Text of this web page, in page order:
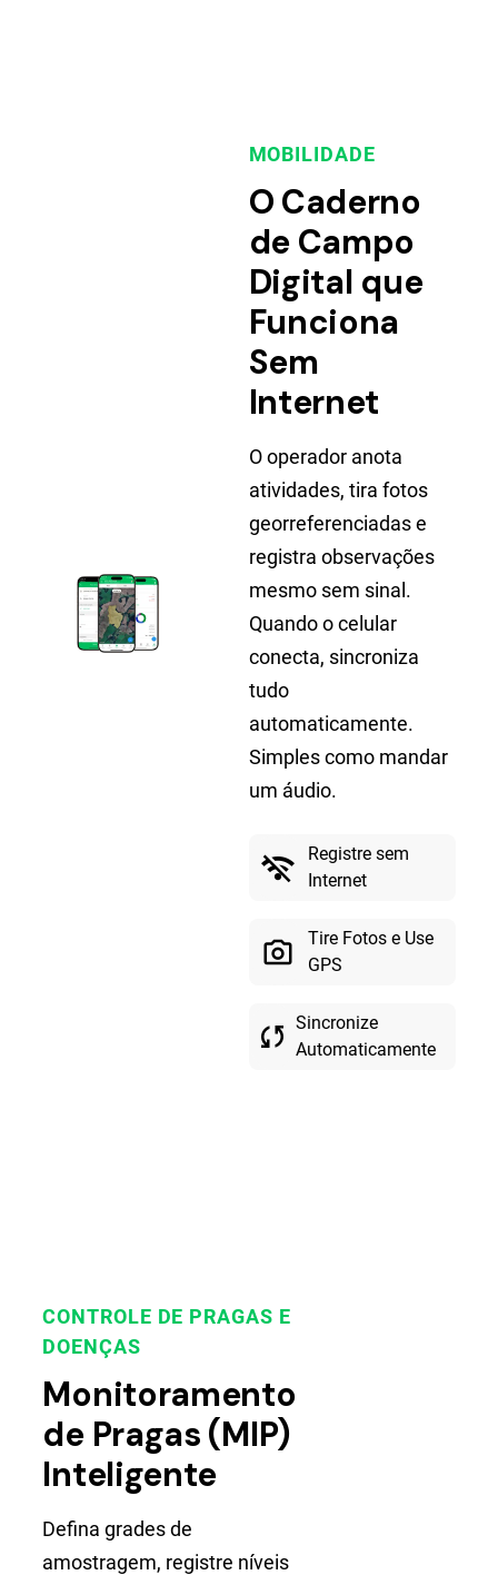
MOBILIDADE
O Caderno
de Campo
Digital que
Funciona
Sem
Internet
O operador anota
atividades, tira fotos
georreferenciadas e
registra observações
mesmo sem sinal.
Quando o celular
conecta, sincroniza
tudo
automaticamente.
Simples como mandar
um áudio.
wifi_off
Registre sem
Internet
photo_camera
Tire Fotos e Use
GPS
sync Sincronize
Automaticamente
CONTROLE DE PRAGAS E
DOENÇAS
Monitoramento
de Pragas (MIP)
Inteligente
Defina grades de
amostragem, registre níveis